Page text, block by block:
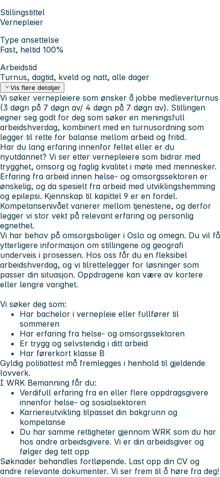
Stillingstittel
Vernepleier
Type ansettelse
Fast, heltid 100%
Arbeidstid
Turnus, dagtid, kveld og natt, alle dager
Vis flere detaljer
Vi søker vernepleiere som ønsker å jobbe medleverturnus
(3 døgn på 7 døgn av/ 4 døgn på 7 døgn av). Stillingen
egner seg godt for deg som søker en meningsfull
arbeidshverdag, kombinert med en turnusordning som
legger til rette for balanse mellom arbeid og fritid.
Har du lang erfaring innenfor feltet eller er du
nyutdannet? Vi ser etter vernepleiere som bidrar med
trygghet, omsorg og faglig kvalitet i møte med mennesker.
Erfaring fra arbeid innen helse- og omsorgssektoren er
ønskelig, og da spesielt fra arbeid med utviklingshemming
og epilepsi. Kjennskap til kapittel 9 er en fordel.
Kompetansenivået varierer mellom tjenestene, og derfor
legger vi stor vekt på relevant erfaring og personlig
egnethet.
Vi har behov på omsorgsboliger i Oslo og omegn. Du vil få
ytterligere informasjon om stillingene og geografi
underveis i prosessen. Hos oss får du en fleksibel
arbeidshverdag, og vi tilrettelegger for løsninger som
passer din situasjon. Oppdragene kan være av kortere
eller lengre varighet.
Vi søker deg som:
Har bachelor i vernepleie eller fullfører til
sommeren
Har erfaring fra helse- og omsorgssektoren
Er trygg og selvstendig i ditt arbeid
Har førerkort klasse B
Gyldig politiattest må fremlegges i henhold til gjeldende
lovverk.
I WRK Bemanning får du:
Verdifull erfaring fra en eller flere oppdragsgivere
innenfor helse- og sosialsektoren
Karriereutvikling tilpasset din bakgrunn og
kompetanse
Du har samme rettigheter gjennom WRK som du har
hos andre arbeidsgivere. Vi er din arbeidsgiver og
følger deg tett opp
Søknader behandles fortløpende. Last opp din CV og
andre relevante dokumenter. Vi ser frem til å høre fra deg!